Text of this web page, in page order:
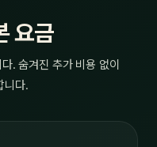
요금
. 숨겨진 추가 비용 없이
니다.